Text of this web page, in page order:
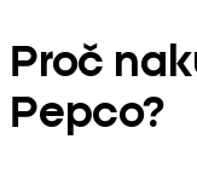
Proč
Pepco?